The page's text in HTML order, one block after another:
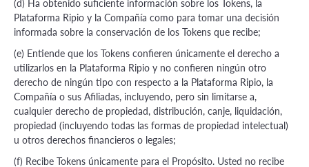
(d) Ha obtenido suficiente información sobre los Tokens, la
Plataforma Ripio y la Compañía como para tomar una decisión
informada sobre la conservación de los Tokens que recibe;
(e) Entiende que los Tokens confieren únicamente el derecho a
utilizarlos en la Plataforma Ripio y no confieren ningún otro
derecho de ningún tipo con respecto a la Plataforma Ripio, la
Compañía o sus Afiliadas, incluyendo, pero sin limitarse a,
cualquier derecho de propiedad, distribución, canje, liquidación,
propiedad (incluyendo todas las formas de propiedad intelectual)
u otros derechos financieros o legales;
(f) Recibe Tokens únicamente para el Propósito. Usted no recibe